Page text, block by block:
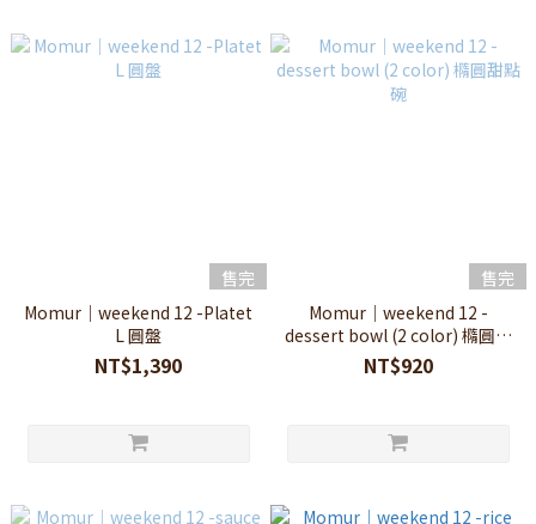
售完
Momur｜weekend 12 -Platet
L 圓盤
NT$1,390
售完
Momur｜weekend 12 -
dessert bowl (2 color) 橢圓甜
點碗
NT$920